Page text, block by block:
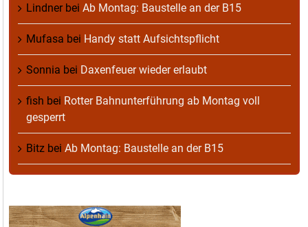
Lindnerbei Ab Montag: Baustelle an der B15
Mufasa bei Handy statt Aufsichtspflicht
Sonnia bei Daxenfeuer wieder erlaubt
fish bei Rotter Bahnunterführung ab Montag voll
gesperrt
Bitz bei Ab Montag: Baustelle an der B15